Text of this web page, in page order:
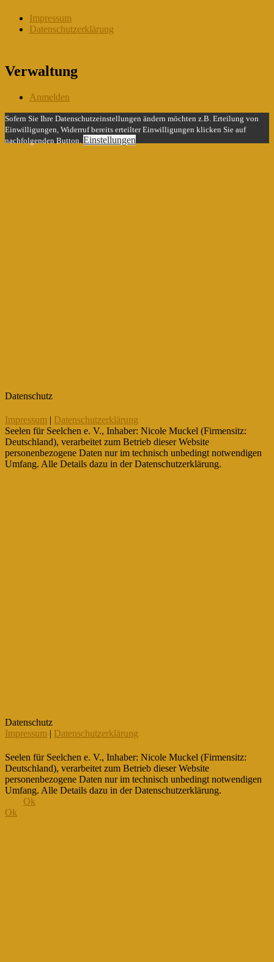
Impressum
Datenschutzerklärung
Verwaltung
Anmelden
Sofern Sie Ihre Datenschutzeinstellungen ändern möchten z.B. Erteilung von
Einwilligungen, Widerruf bereits erteilter Einwilligungen klicken Sie auf
nachfolgenden Button. Einstellungen
Datenschutz
Impressum | Datenschutzerklärung
Seelen für Seelchen e. V., Inhaber: Nicole Muckel (Firmensitz:
Deutschland), verarbeitet zum Betrieb dieser Website
personenbezogene Daten nur im technisch unbedingt notwendigen
Umfang. Alle Details dazu in der Datenschutzerklärung.
Datenschutz
Impressum | Datenschutzerklärung
Seelen für Seelchen e. V., Inhaber: Nicole Muckel (Firmensitz:
Deutschland), verarbeitet zum Betrieb dieser Website
personenbezogene Daten nur im technisch unbedingt notwendigen
Umfang. Alle Details dazu in der Datenschutzerklärung.
Ok
Ok